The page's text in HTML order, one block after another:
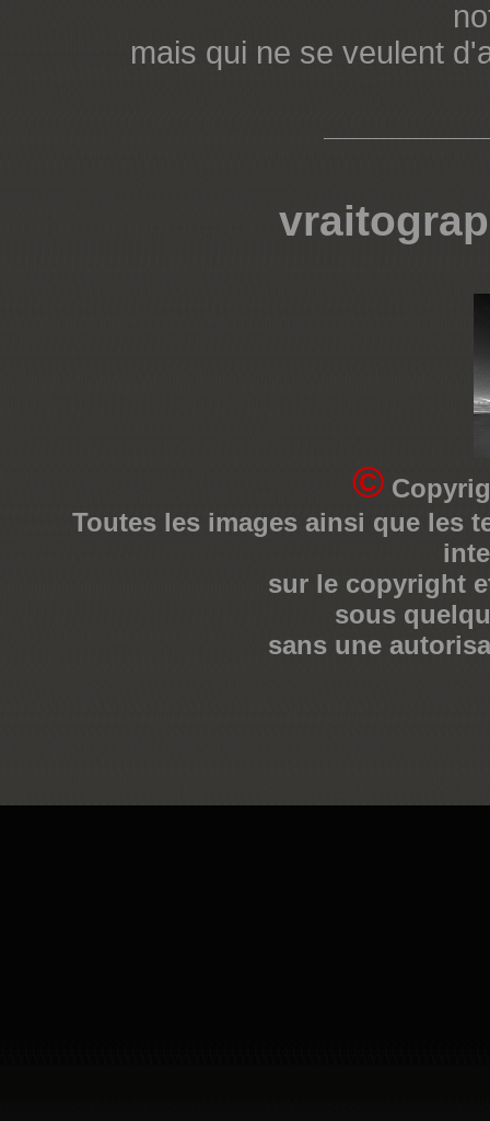
mais qui ne se veulent
©
Toutes les images ainsi que les
sur le copyright
sous
sans une